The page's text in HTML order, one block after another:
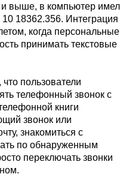
выше, в компьютер имел
18362.356. Интеграция
когда персональные
принимать текстовые
пользователи
телефонный звонок с
книги
звонок или
знакомиться с
по обнаруженным
переключать звонки